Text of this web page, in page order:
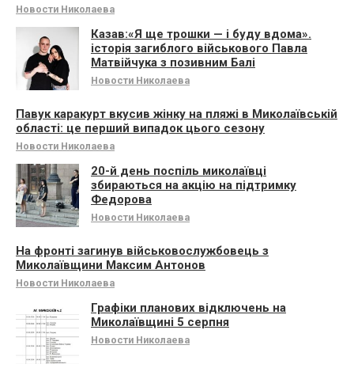
Новости Николаева
Казав:«Я ще трошки — і буду вдома».
історія загиблого військового Павла
Матвійчука з позивним Балі
Новости Николаева
Павук каракурт вкусив жінку на пляжі в Миколаївській
області: це перший випадок цього сезону
Новости Николаева
20-й день поспіль миколаївці
збираються на акцію на підтримку
Федорова
Новости Николаева
На фронті загинув військовослужбовець з
Миколаївщини Максим Антонов
Новости Николаева
Графіки планових відключень на
Миколаївщині 5 серпня
Новости Николаева